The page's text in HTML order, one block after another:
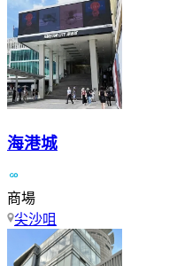
海港城
商場
尖沙咀